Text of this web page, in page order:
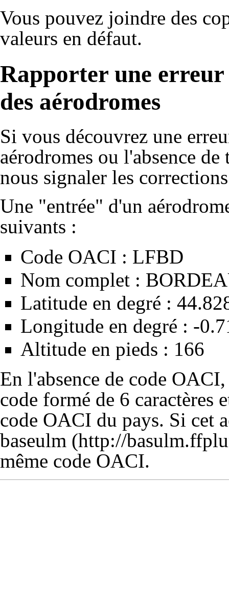
Vous pouvez joindre des
valeurs en défaut.
Rapporter une erreur
des aérodromes
Si vous découvrez une
aérodromes ou l'absence
nous signaler les
Une "entrée" d'un
suivants :
Code OACI : LFBD
Nom complet :
Latitude en degré :
Longitude en degré : -
Altitude en pieds : 166
En l'absence de code
code formé de 6 caractères
code OACI du pays. Si cet
baseulm
même code OACI.